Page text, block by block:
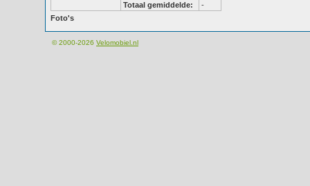
Totaal gemiddelde:
-
Foto's
© 2000-2026 Velomobiel.nl